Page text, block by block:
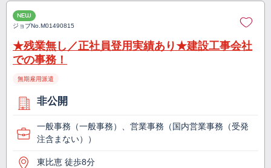
NEW
ジョブNo.M01490815
★残業無し／正社員登用実績あり★建設工事会社
での事務！
無期雇用派遣
非公開
一般事務（一般事務）、営業事務（国内営業事務（受発
注含まない））
東比恵 徒歩8分